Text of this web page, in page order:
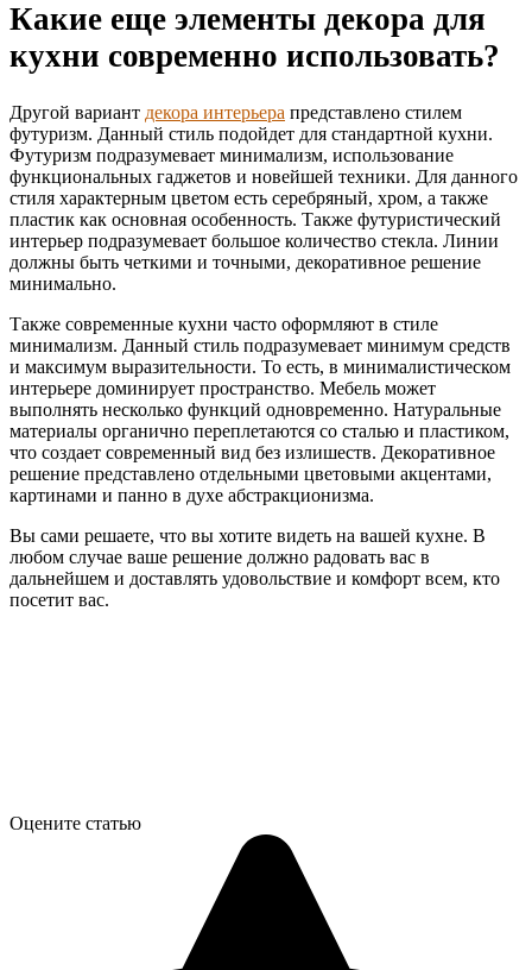
Какие еще элементы декора для
кухни современно использовать?
Другой вариант декора интерьера представлено стилем
футуризм. Данный стиль подойдет для стандартной кухни.
Футуризм подразумевает минимализм, использование
функциональных гаджетов и новейшей техники. Для данного
стиля характерным цветом есть серебряный, хром, а также
пластик как основная особенность. Также футуристический
интерьер подразумевает большое количество стекла. Линии
должны быть четкими и точными, декоративное решение
минимально.
Также современные кухни часто оформляют в стиле
минимализм. Данный стиль подразумевает минимум средств
и максимум выразительности. То есть, в минималистическом
интерьере доминирует пространство. Мебель может
выполнять несколько функций одновременно. Натуральные
материалы органично переплетаются со сталью и пластиком,
что создает современный вид без излишеств. Декоративное
решение представлено отдельными цветовыми акцентами,
картинами и панно в духе абстракционизма.
Вы сами решаете, что вы хотите видеть на вашей кухне. В
любом случае ваше решение должно радовать вас в
дальнейшем и доставлять удовольствие и комфорт всем, кто
посетит вас.
Оцените статью